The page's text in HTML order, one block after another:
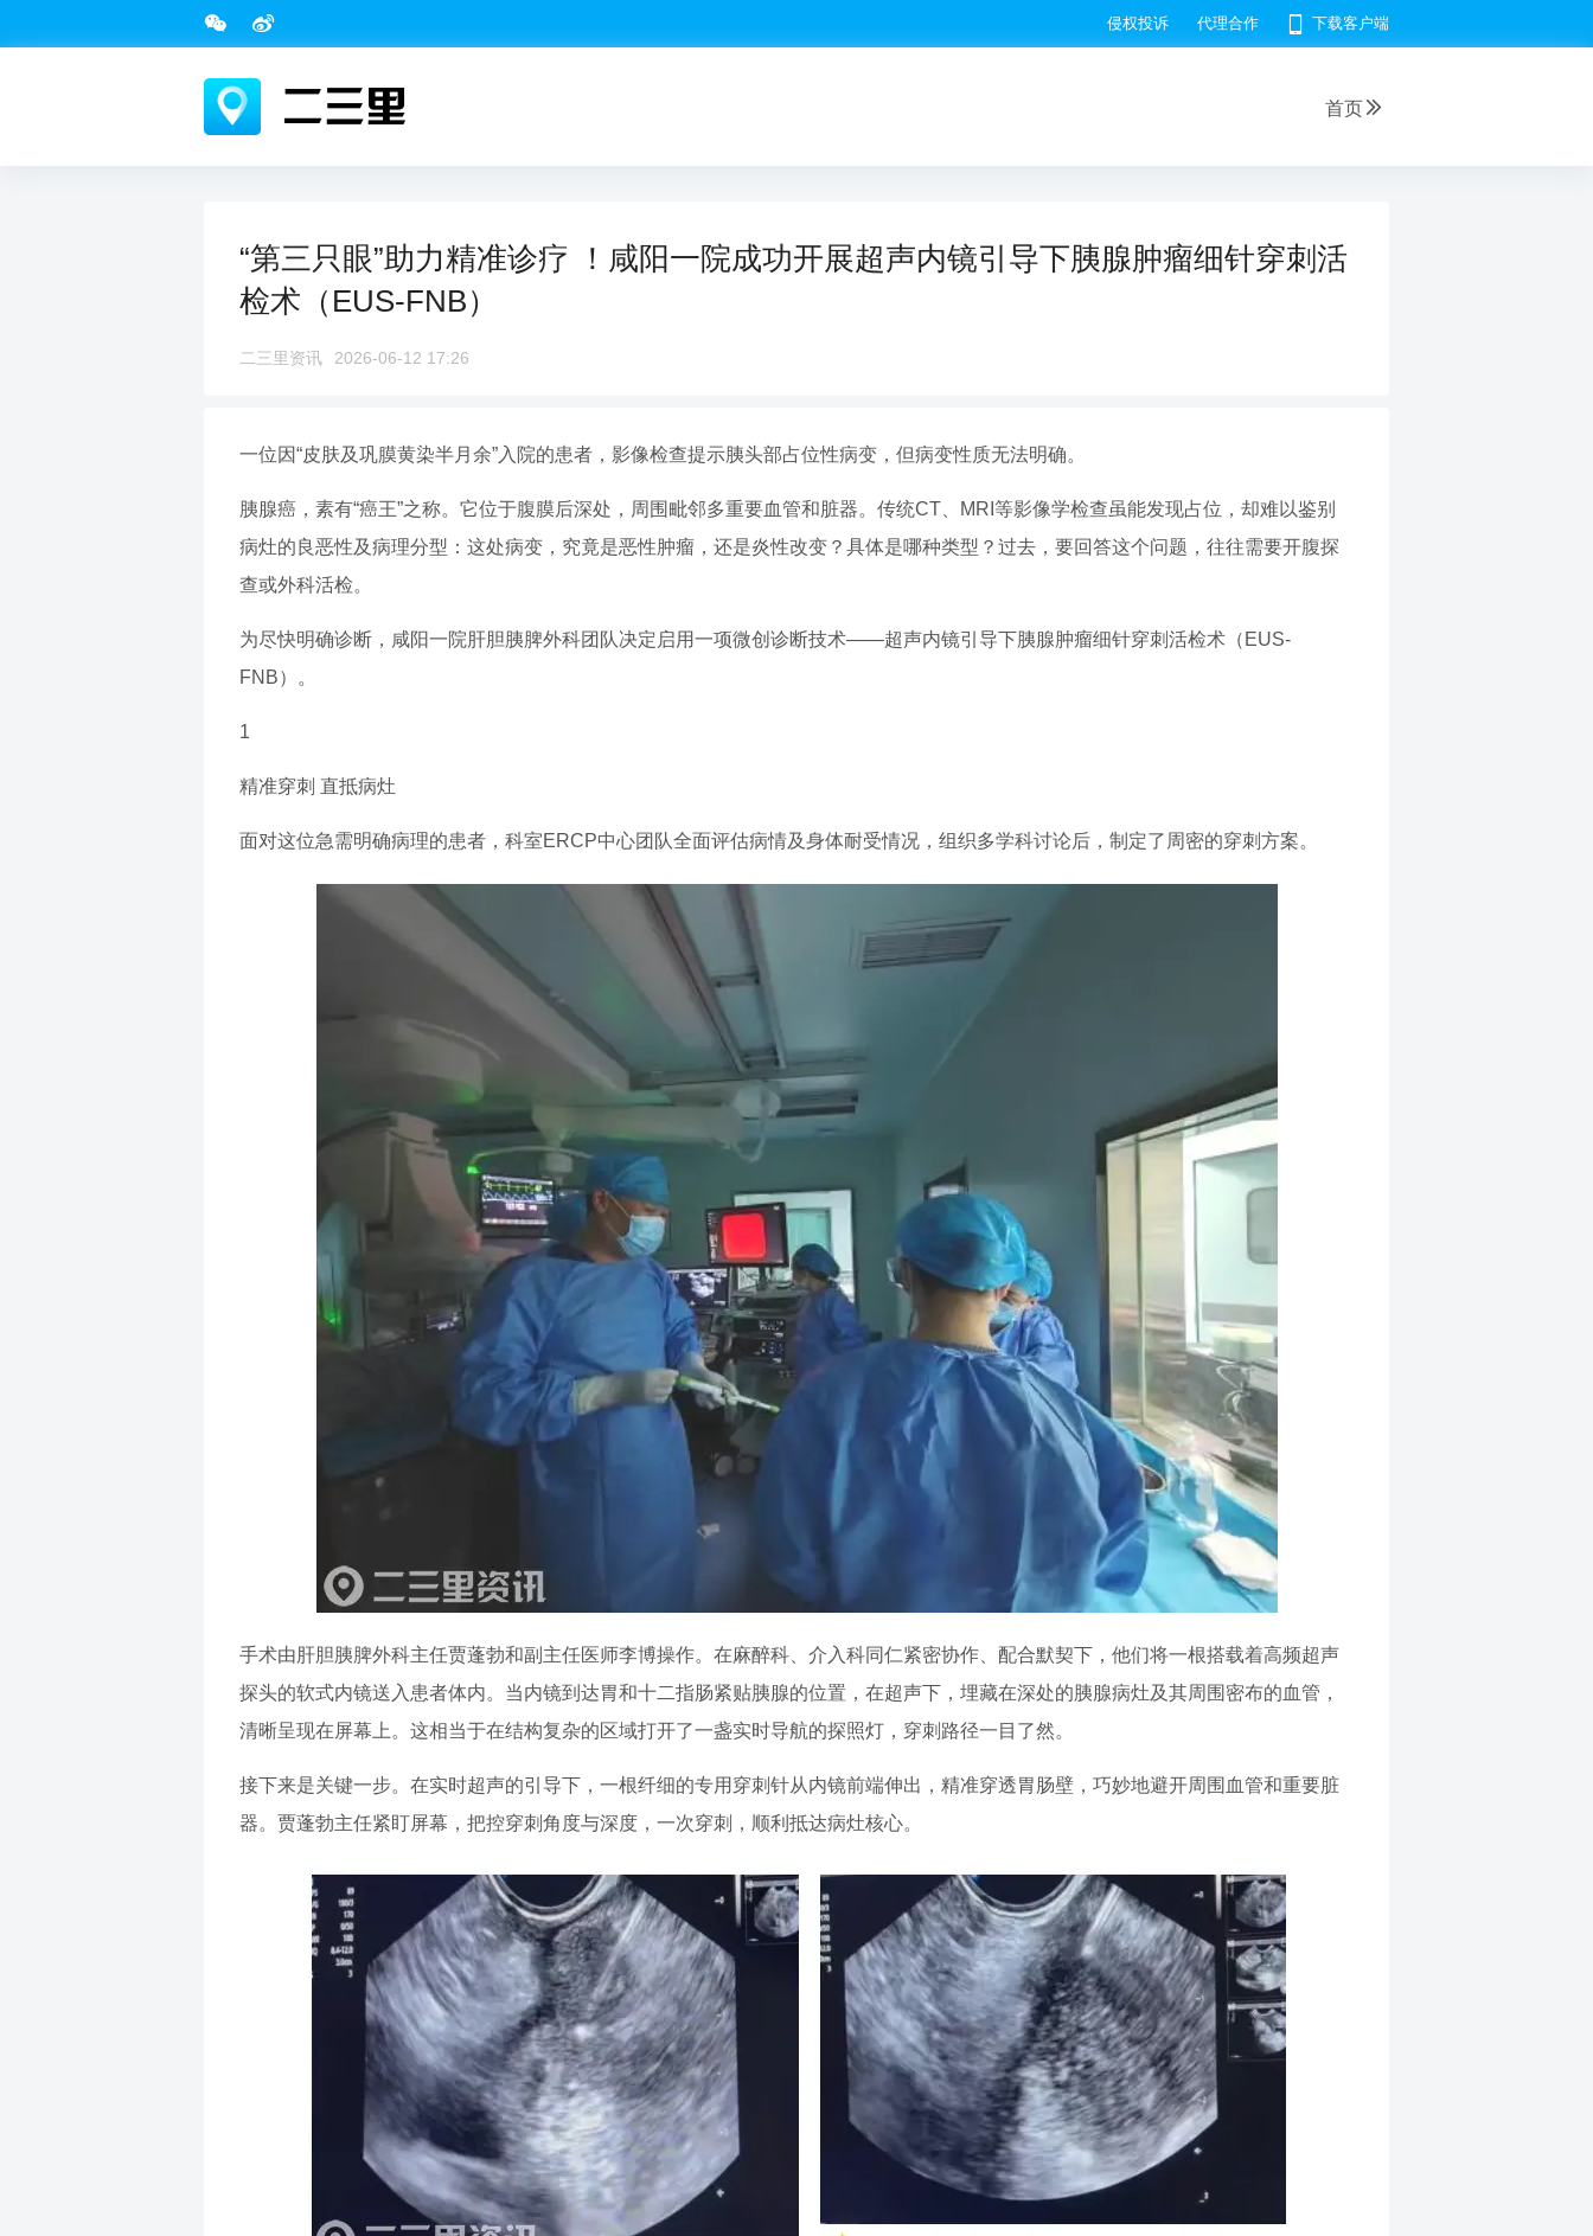
侵权投诉 代理合作 下载客户端
首页
“第三只眼”助力精准诊疗 ！咸阳一院成功开展超声内镜引导下胰腺肿瘤细针穿刺活
检术（EUS-FNB）
二三里资讯 2026-06-12 17:26
一位因“皮肤及巩膜黄染半月余”入院的患者，影像检查提示胰头部占位性病变，但病变性质无法明确。
胰腺癌，素有“癌王”之称。它位于腹膜后深处，周围毗邻多重要血管和脏器。传统CT、MRI等影像学检查虽能发现占位，却难以鉴别
病灶的良恶性及病理分型：这处病变，究竟是恶性肿瘤，还是炎性改变？具体是哪种类型？过去，要回答这个问题，往往需要开腹探
查或外科活检。
为尽快明确诊断，咸阳一院肝胆胰脾外科团队决定启用一项微创诊断技术——超声内镜引导下胰腺肿瘤细针穿刺活检术（EUS-
FNB）。
1
精准穿刺 直抵病灶
面对这位急需明确病理的患者，科室ERCP中心团队全面评估病情及身体耐受情况，组织多学科讨论后，制定了周密的穿刺方案。
手术由肝胆胰脾外科主任贾蓬勃和副主任医师李博操作。在麻醉科、介入科同仁紧密协作、配合默契下，他们将一根搭载着高频超声
探头的软式内镜送入患者体内。当内镜到达胃和十二指肠紧贴胰腺的位置，在超声下，埋藏在深处的胰腺病灶及其周围密布的血管，
清晰呈现在屏幕上。这相当于在结构复杂的区域打开了一盏实时导航的探照灯，穿刺路径一目了然。
接下来是关键一步。在实时超声的引导下，一根纤细的专用穿刺针从内镜前端伸出，精准穿透胃肠壁，巧妙地避开周围血管和重要脏
器。贾蓬勃主任紧盯屏幕，把控穿刺角度与深度，一次穿刺，顺利抵达病灶核心。